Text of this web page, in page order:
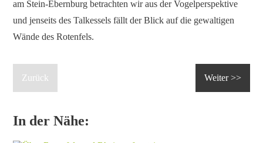
am Stein-Ebernburg betrachten wir aus der Vogelperspektive
und jenseits des Talkessels fällt der Blick auf die gewaltigen
Wände des Rotenfels.
Zurück Weiter >>
In der Nähe: